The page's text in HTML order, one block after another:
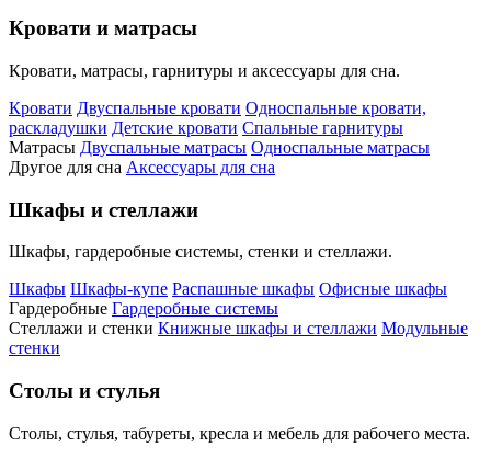
Кровати и матрасы
Кровати, матрасы, гарнитуры и аксессуары для сна.
Кровати Двуспальные кровати Односпальные кровати,
раскладушки Детские кровати Спальные гарнитуры
Матрасы Двуспальные матрасы Односпальные матрасы
Другое для сна Аксессуары для сна
Шкафы и стеллажи
Шкафы, гардеробные системы, стенки и стеллажи.
Шкафы Шкафы-купе Распашные шкафы Офисные шкафы
Гардеробные Гардеробные системы
Стеллажи и стенки Книжные шкафы и стеллажи Модульные
стенки
Столы и стулья
Столы, стулья, табуреты, кресла и мебель для рабочего места.